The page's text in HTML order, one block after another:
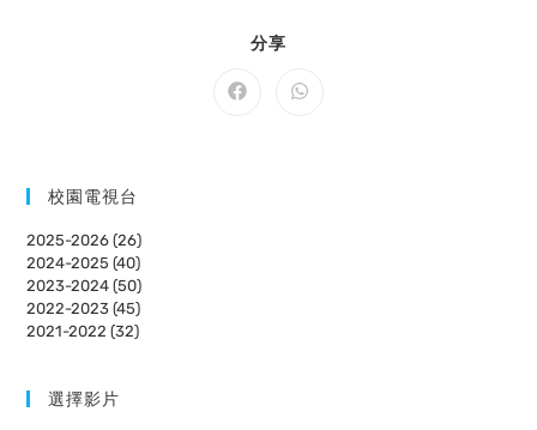
分享
CONTENT
Opens
Opens
校園電視台
2025-2026 (26)
2024-2025 (40)
2023-2024 (50)
2022-2023 (45)
2021-2022 (32)
選擇影片